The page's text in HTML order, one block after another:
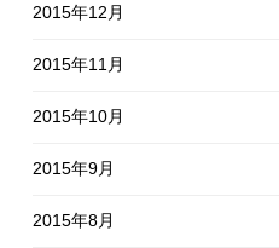
2015年12月
2015年11月
2015年10月
2015年9月
2015年8月